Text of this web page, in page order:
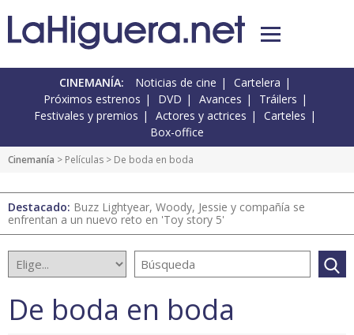
CINEMANÍA: Noticias de cine
Cartelera
Próximos estrenos
DVD Avances
Tráilers
Festivales y premios
Actores y actrices
Carteles
Box-office
Cinemanía > Películas > De boda en boda
Destacado: Buzz Lightyear, Woody, Jessie y compañía se
enfrentan a un nuevo reto en 'Toy story 5'
De boda en boda